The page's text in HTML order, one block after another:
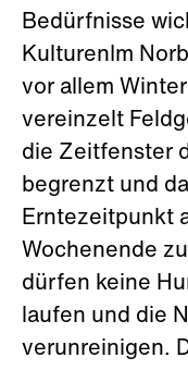
Bedürfnisse
KulturenIm
vor allem
vereinzelt
die Zeitfenster
begrenzt und
Erntezeitpunkt
Wochenende
dürfen keine
laufen und die
verunreinigen.